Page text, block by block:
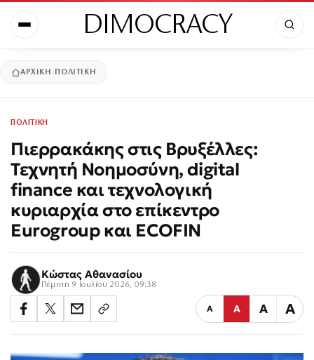
DIMOCRACY
ΑΡΧΙΚΉ ΠΟΛΙΤΙΚΗ
ΠΟΛΙΤΙΚΗ
Πιερρακάκης στις Βρυξέλλες:
Τεχνητή Νοημοσύνη, digital
finance και τεχνολογική
κυριαρχία στο επίκεντρο
Eurogroup και ECOFIN
Κώστας Αθανασίου
Πέμπτη 9 Ιουλίου 2026, 09:38
Α Α Α Α